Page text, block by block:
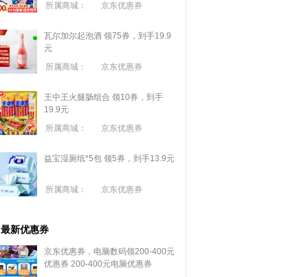
所属商城：
京东优惠券
瓦尔加尔起泡酒 领75券，到手19.9
元
所属商城：
京东优惠券
王中王火腿肠组合 领10券，到手
19.9元
所属商城：
京东优惠券
益宝湿厕纸*5包 领5券，到手13.9元
所属商城： 京东优惠券
最新优惠券
京东优惠券，电脑数码领200-400元
优惠券 200-400元电脑优惠券